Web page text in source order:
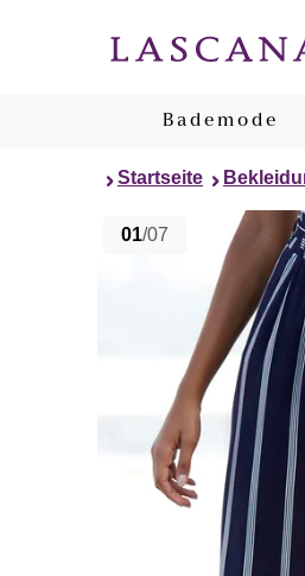
Bademode
Startseite
01/07